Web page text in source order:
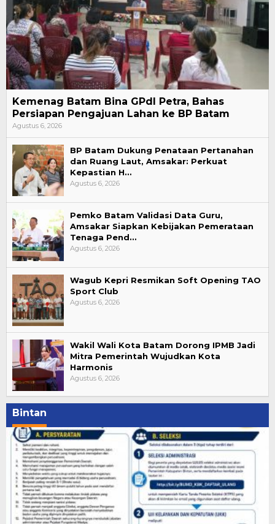
Kemenag Batam Bina GPdI Petra, Bahas
Persiapan Pengajuan Lahan ke BP Batam
Agustus 6, 2026
BP Batam Dukung Penataan Pertanahan
dan Ruang Laut, Amsakar: Perkuat
Kepastian H…
Agustus 6, 2026
Pemko Batam Validasi Data Guru,
Amsakar Siapkan Kebijakan Pemerataan
Tenaga Pend…
Agustus 6, 2026
Wagub Kepri Resmikan Soft Opening TAO
Sport Club
Agustus 6, 2026
Wakil Wali Kota Batam Dorong IPMB Jadi
Mitra Pemerintah Wujudkan Kota
Harmonis
Agustus 6, 2026
Bintan